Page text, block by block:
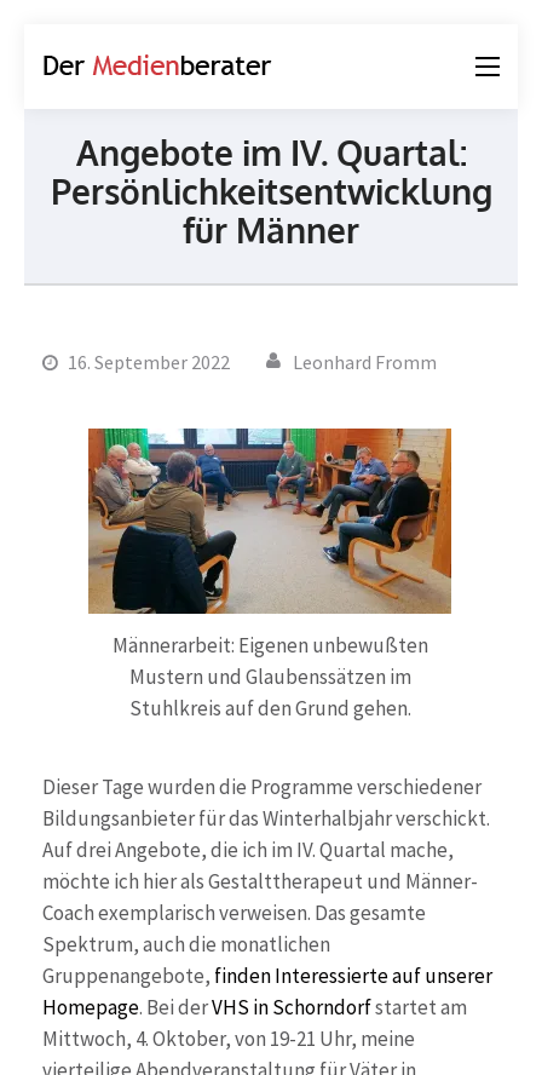
Angebote im IV. Quartal:
Persönlichkeitsentwicklung
für Männer
16. September 2022 Leonhard Fromm
Männerarbeit: Eigenen unbewußten
Mustern und Glaubenssätzen im
Stuhlkreis auf den Grund gehen.
Dieser Tage wurden die Programme verschiedener
Bildungsanbieter für das Winterhalbjahr verschickt.
Auf drei Angebote, die ich im IV. Quartal mache,
möchte ich hier als Gestalttherapeut und Männer-
Coach exemplarisch verweisen. Das gesamte
Spektrum, auch die monatlichen
Gruppenangebote, finden Interessierte auf unserer
Homepage. Bei derVHS in Schorndorfstartet am
Mittwoch, 4. Oktober, von 19-21 Uhr, meine